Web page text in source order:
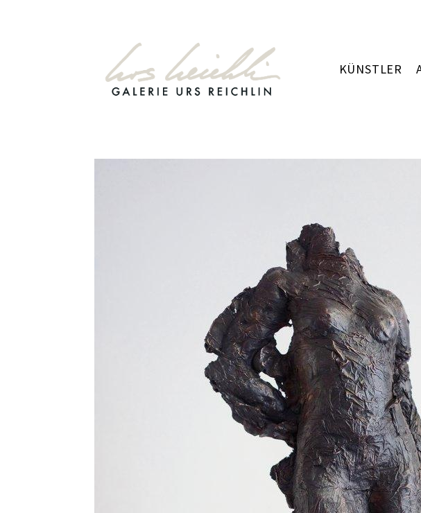
KÜNSTLER